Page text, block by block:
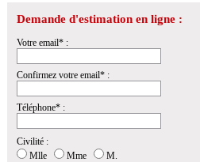
Demande d'estimation en ligne :
Votre email* :
Confirmez votre email* :
Téléphone* :
Civilité :
Mlle
Mme
M.